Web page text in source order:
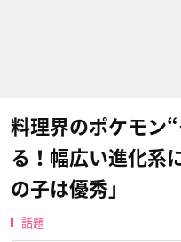
料理界のポケモン
る！幅広い進化系
の子は優秀」
話題